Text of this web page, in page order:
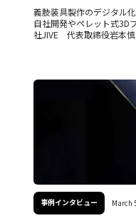
義肢装具製作のデジタル
自社開発やペレット式3D
社JIVE 代表取締役岩本
事例インタビュー March